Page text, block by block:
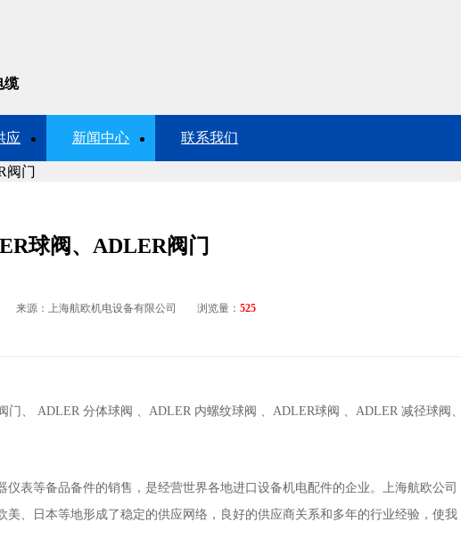
缆
应 新闻中心 联系我们
阀门
球阀、ADLER阀门
来源：上海航欧机电设备有限公司 浏览量： 525
门、 ADLER 分体球阀 、ADLER 内螺纹球阀 、ADLER球阀 、ADLER 减径球阀
仪表等备品备件的销售，是经营世界各地进口设备机电配件的企业。上海航欧公司
、日本等地形成了稳定的供应网络，良好的供应商关系和多年的行业经验，使我